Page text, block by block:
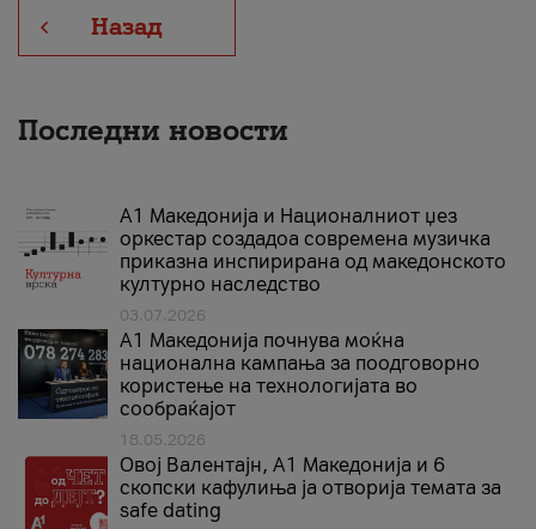
Назад
Последни новости
А1 Македонија и Националниот џез
оркестар создадоа современа музичка
приказна инспирирана од македонското
културно наследство
03.07.2026
A1 Македонија почнува моќна
национална кампања за поодговорно
користење на технологијата во
сообраќајот
18.05.2026
Овој Валентајн, A1 Македонија и 6
скопски кафулиња ја отворија темата за
safe dating